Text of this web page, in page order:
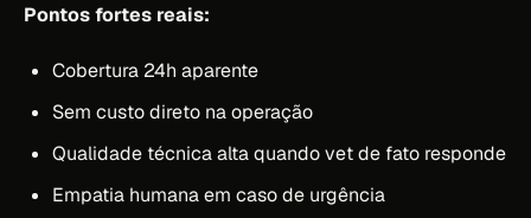
Pontos fortes reais:
Cobertura 24h aparente
Sem custo direto na operação
Qualidade técnica alta quando vet de fato responde
Empatia humana em caso de urgência